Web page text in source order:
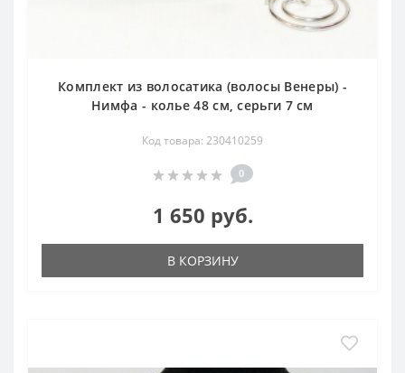
Комплект из волосатика (волосы Венеры) -
Нимфа - колье 48 см, серьги 7 см
Код товара: 230410259
0
1 650 руб.
В КОРЗИНУ